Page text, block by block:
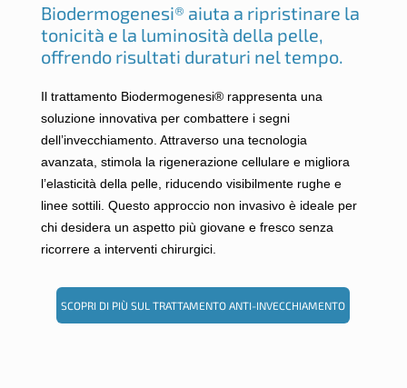
Biodermogenesi® aiuta a ripristinare la
tonicità e la luminosità della pelle,
offrendo risultati duraturi nel tempo.
Il trattamento Biodermogenesi® rappresenta una
soluzione innovativa per combattere i segni
dell’invecchiamento. Attraverso una tecnologia
avanzata, stimola la rigenerazione cellulare e migliora
l’elasticità della pelle, riducendo visibilmente rughe e
linee sottili. Questo approccio non invasivo è ideale per
chi desidera un aspetto più giovane e fresco senza
ricorrere a interventi chirurgici.
SCOPRI DI PIÙ SUL TRATTAMENTO ANTI-INVECCHIAMENTO